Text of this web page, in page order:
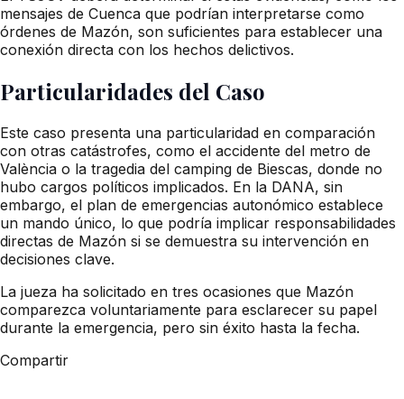
mensajes de Cuenca que podrían interpretarse como
órdenes de Mazón, son suficientes para establecer una
conexión directa con los hechos delictivos.
Particularidades del Caso
Este caso presenta una particularidad en comparación
con otras catástrofes, como el accidente del metro de
València o la tragedia del camping de Biescas, donde no
hubo cargos políticos implicados. En la DANA, sin
embargo, el plan de emergencias autonómico establece
un mando único, lo que podría implicar responsabilidades
directas de Mazón si se demuestra su intervención en
decisiones clave.
La jueza ha solicitado en tres ocasiones que Mazón
comparezca voluntariamente para esclarecer su papel
durante la emergencia, pero sin éxito hasta la fecha.
Compartir